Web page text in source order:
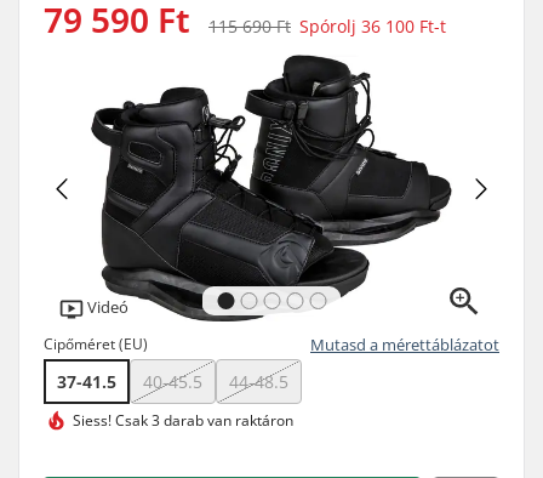
79 590 Ft 115 690 Ft Spórolj 36 100 Ft-t
Videó
Cipőméret (EU) Mutasd a mérettáblázatot
37-41.5 40-45.5 44-48.5
Siess!Csak 3 darab van raktáron